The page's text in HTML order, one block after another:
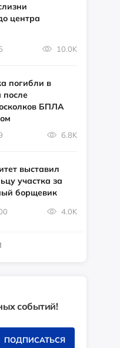
центра
10.0K
погибли в
после
БПЛА
6.8K
выставил
участка за
борщевик
4.0K
событий!
ПОДПИСАТЬСЯ